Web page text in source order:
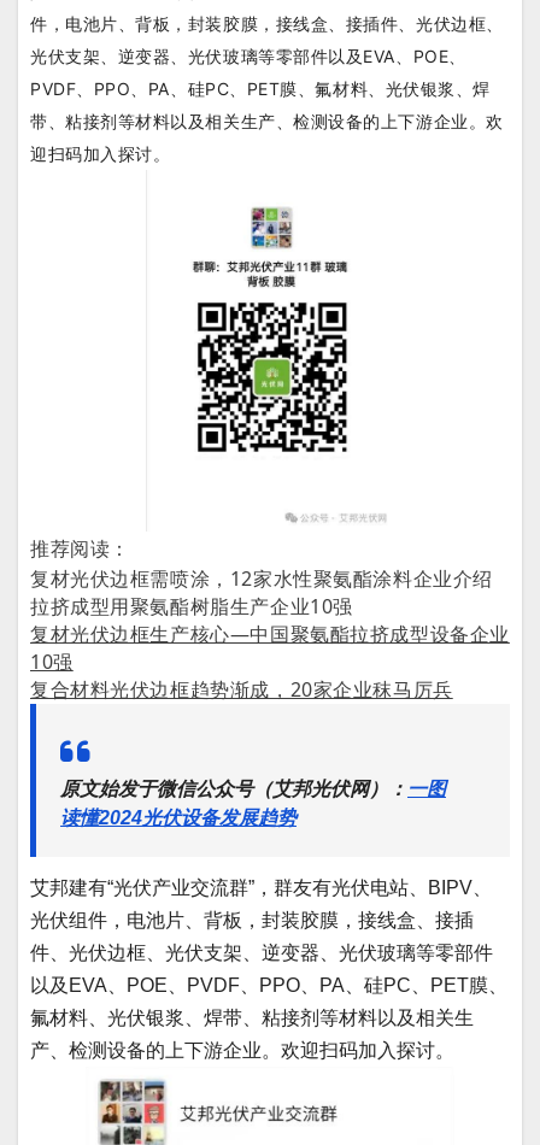
件，电池片、背板，封装胶膜，接线盒、接插件、光伏边框、
光伏支架、逆变器、光伏玻璃等零部件以及EVA、POE、
PVDF、PPO、PA、硅PC、PET膜、氟材料、光伏银浆、焊
带、粘接剂等材料以及相关生产、检测设备的上下游企业。欢
迎扫码加入探讨。
推荐阅读：
复材光伏边框需喷涂，12家水性聚氨酯涂料企业介绍
拉挤成型用聚氨酯树脂生产企业10强
复材光伏边框生产核心—中国聚氨酯拉挤成型设备企业
10强
复合材料光伏边框趋势渐成，20家企业秣马厉兵
原文始发于微信公众号（艾邦光伏网）： 一图
读懂2024光伏设备发展趋势
艾邦建有“光伏产业交流群”，群友有光伏电站、BIPV、
光伏组件，电池片、背板，封装胶膜，接线盒、接插
件、光伏边框、光伏支架、逆变器、光伏玻璃等零部件
以及EVA、POE、PVDF、PPO、PA、硅PC、PET膜、
氟材料、光伏银浆、焊带、粘接剂等材料以及相关生
产、检测设备的上下游企业。欢迎扫码加入探讨。